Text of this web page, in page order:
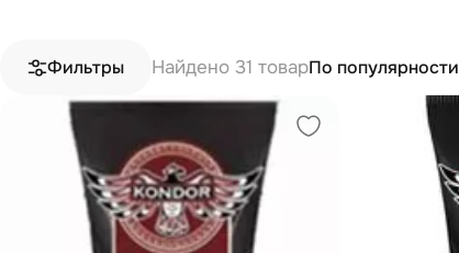
Фильтры Найдено 31 товарПо популярности